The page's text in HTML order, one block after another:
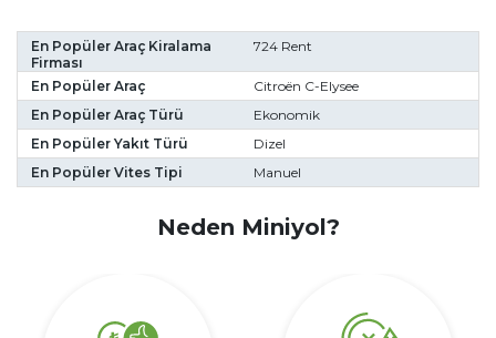
En Popüler Araç Kiralama
Firması
724 Rent
En Popüler Araç
Citroën C-Elysee
En Popüler Araç Türü
Ekonomik
En Popüler Yakıt Türü
Dizel
En Popüler Vites Tipi
Manuel
Neden Miniyol?